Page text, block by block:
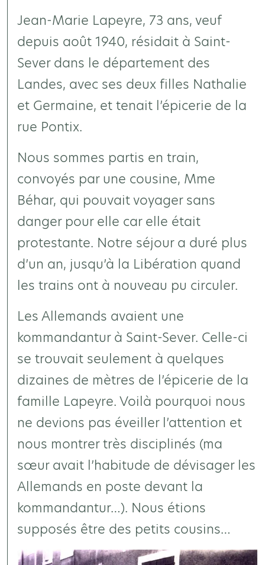
Jean-Marie Lapeyre, 73 ans, veuf
depuis août 1940, résidait à Saint-
Sever dans le département des
Landes, avec ses deux filles Nathalie
et Germaine, et tenait l’épicerie de la
rue Pontix.
Nous sommes partis en train,
convoyés par une cousine, Mme
Béhar, qui pouvait voyager sans
danger pour elle car elle était
protestante. Notre séjour a duré plus
d’un an, jusqu’à la Libération quand
les trains ont à nouveau pu circuler.
Les Allemands avaient une
kommandantur à Saint-Sever. Celle-ci
se trouvait seulement à quelques
dizaines de mètres de l’épicerie de la
famille Lapeyre. Voilà pourquoi nous
ne devions pas éveiller l’attention et
nous montrer très disciplinés (ma
sœur avait l’habitude de dévisager les
Allemands en poste devant la
kommandantur…). Nous étions
supposés être des petits cousins…